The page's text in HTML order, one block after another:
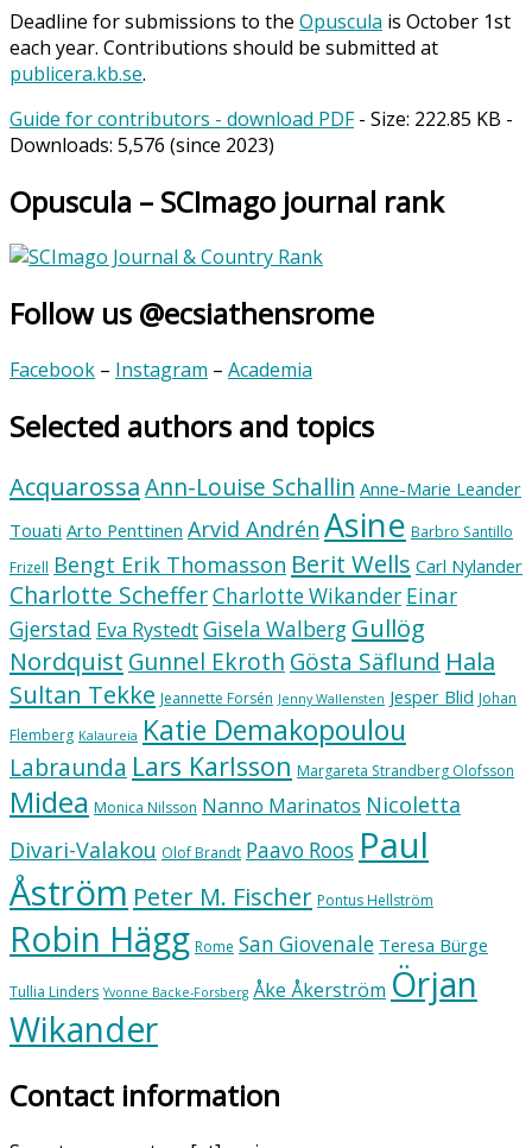
Deadline for submissions to the Opuscula is October 1st
each year. Contributions should be submitted at
publicera.kb.se.
Guide for contributors - download PDF- Size: 222.85 KB -
Downloads: 5,576 (since 2023)
Opuscula – SCImago journal rank
Follow us @ecsiathensrome
Facebook – Instagram – Academia
Selected authors and topics
AcquarossaAnn-Louise Schallin Anne-Marie Leander
Touati Arto Penttinen Arvid Andrén Asine Barbro Santillo
Frizell Bengt Erik Thomasson Berit Wells Carl Nylander
Charlotte SchefferCharlotte Wikander Einar
Gjerstad Eva RystedtGisela Walberg Gullög
Nordquist Gunnel Ekroth Gösta Säflund Hala
Sultan Tekke Jeannette Forsén Jenny Wallensten Jesper Blid Johan
Flemberg Kalaureia Katie Demakopoulou
Labraunda Lars Karlsson Margareta Strandberg Olofsson
Midea Monica Nilsson Nanno Marinatos Nicoletta
Divari-Valakou Olof Brandt Paavo Roos Paul
Åström Peter M. Fischer Pontus Hellström
Robin Hägg Rome San Giovenale Teresa Bürge
Tullia Linders Yvonne Backe-Forsberg Åke Åkerström Örjan
Wikander
Contact information